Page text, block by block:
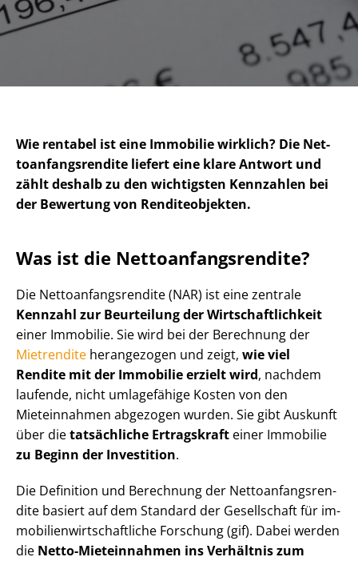
Wie rentabel ist eine Immobilie wirklich? Die Net­
to­an­fangs­ren­di­te liefert eine klare Antwort und
zählt deshalb zu den wichtigsten Kennzahlen bei
der Bewertung von Renditeobjekten.
Was ist die Net­to­an­fangs­ren­di­te?
Die Net­to­an­fangs­ren­di­te (NAR) ist eine zentrale
Kennzahl zur Beurteilung der Wirt­schaft­lich­keit
einer Immobilie. Sie wird bei der Berechnung der
Mietrendite herangezogen und zeigt, wie viel
Rendite mit der Immobilie erzielt wird, nachdem
laufende, nicht umlagefähige Kosten von den
Mieteinnahmen abgezogen wurden. Sie gibt Auskunft
über dietatsächliche Ertragskraft einer Immobilie
zu Beginn der Investition.
Die Definition und Berechnung der Net­to­an­fangs­ren­
di­te basiert auf dem Standard der Gesellschaft für im­
mo­bi­li­en­wirt­schaft­li­che Forschung (gif). Dabei werden
die Netto-Mieteinnahmen ins Verhältnis zum